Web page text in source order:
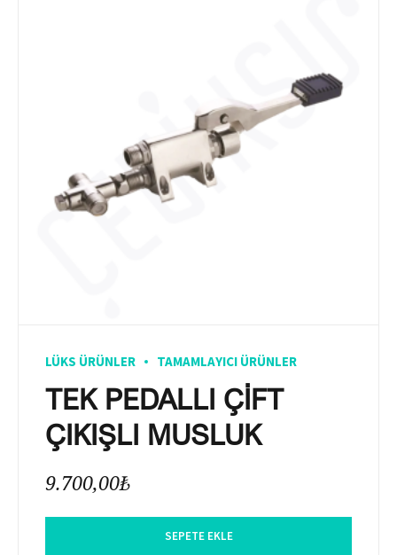
LÜKS ÜRÜNLER TAMAMLAYICI ÜRÜNLER
TEK PEDALLI ÇİFT
ÇIKIŞLI MUSLUK
9.700,00₺
SEPETE EKLE